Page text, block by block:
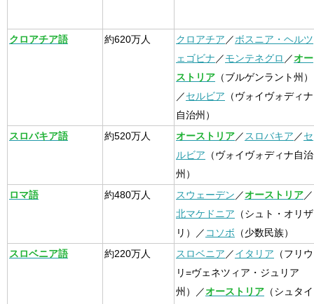
クロアチア語 約620万人 クロアチア ／ボスニア・ヘルツ
ェゴビナ ／モンテネグロ ／オー
ストリア （ブルゲンラント州）
／セルビア （ヴォイヴォディナ
自治州）
スロバキア語
約520万人 オーストリア／ スロバキア ／セ
ルビア （ヴォイヴォディナ自治
州）
ロマ語
約480万人 スウェーデン ／オーストリア／
北マケドニア （シュト・オリザ
リ）／ コソボ （少数民族）
スロベニア語
約220万人 スロベニア ／イタリア （フリウ
リ=ヴェネツィア・ジュリア
州）／オーストリア （シュタイ